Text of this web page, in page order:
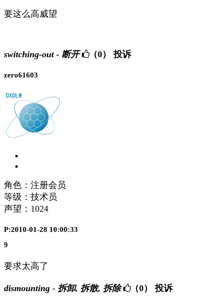
要这么高威望
switching-out - 断开 （0） 投诉
zero61603
角色：注册会员
等级：技术员
声望： 1024
P:2010-01-28 10:00:33
9
要求太高了
dismounting - 拆卸, 拆散, 拆除 （0） 投诉